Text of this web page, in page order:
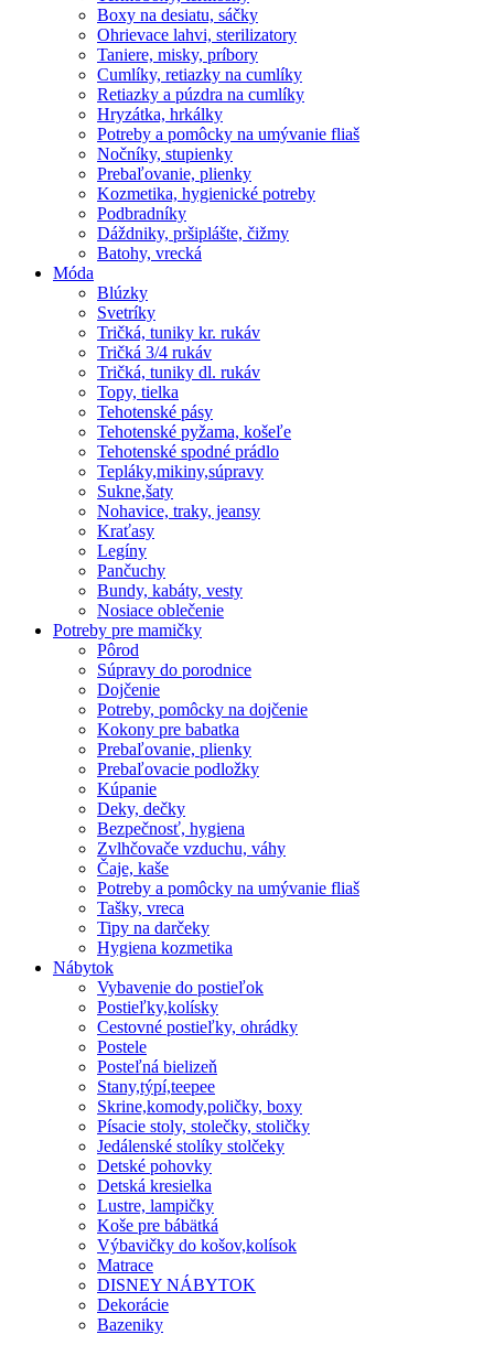
Boxy na desiatu, sáčky
Ohrievace lahvi, sterilizatory
Taniere, misky, príbory
Cumlíky, retiazky na cumlíky
Retiazky a púzdra na cumlíky
Hryzátka, hrkálky
Potreby a pomôcky na umývanie fliaš
Nočníky, stupienky
Prebaľovanie, plienky
Kozmetika, hygienické potreby
Podbradníky
Dáždniky, pršiplášte, čižmy
Batohy, vrecká
Móda
Blúzky
Svetríky
Tričká, tuniky kr. rukáv
Tričká 3/4 rukáv
Tričká, tuniky dl. rukáv
Topy, tielka
Tehotenské pásy
Tehotenské pyžama, košeľe
Tehotenské spodné prádlo
Tepláky,mikiny,súpravy
Sukne,šaty
Nohavice, traky, jeansy
Kraťasy
Legíny
Pančuchy
Bundy, kabáty, vesty
Nosiace oblečenie
Potreby pre mamičky
Pôrod
Súpravy do porodnice
Dojčenie
Potreby, pomôcky na dojčenie
Kokony pre babatka
Prebaľovanie, plienky
Prebaľovacie podložky
Kúpanie
Deky, dečky
Bezpečnosť, hygiena
Zvlhčovače vzduchu, váhy
Čaje, kaše
Potreby a pomôcky na umývanie fliaš
Tašky, vreca
Tipy na darčeky
Hygiena kozmetika
Nábytok
Vybavenie do postieľok
Postieľky,kolísky
Cestovné postieľky, ohrádky
Postele
Posteľná bielizeň
Stany,týpí,teepee
Skrine,komody,poličky, boxy
Písacie stoly, stolečky, stoličky
Jedálenské stolíky stolčeky
Detské pohovky
Detská kresielka
Lustre, lampičky
Koše pre bábätká
Výbavičky do košov,kolísok
Matrace
DISNEY NÁBYTOK
Dekorácie
Bazeniky